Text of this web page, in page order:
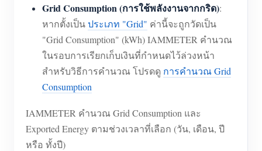
Grid Consumption (การใช้พลังงานจากกริด):
หากตั้งเป็นประเภท "Grid" ค่านี้จะถูกวัดเป็น
"Grid Consumption" (kWh) IAMMETER คำนวณ
ในรอบการเรียกเก็บเงินที่กำหนดไว้ล่วงหน้า
สำหรับวิธีการคำนวณ โปรดดู การคำนวณ Grid
Consumption
IAMMETER คำนวณ Grid Consumption และ
Exported Energy ตามช่วงเวลาที่เลือก (วัน, เดือน, ปี
หรือ ทั้งปี)